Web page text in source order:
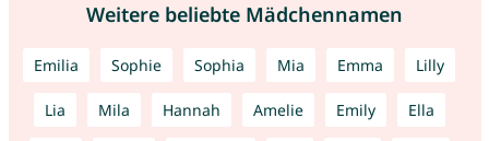
Weitere beliebte Mädchennamen
Emilia Sophie Sophia Mia Emma Lilly
Lia Mila Hannah Amelie Emily Ella